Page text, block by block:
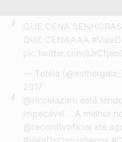
QUE CENA
QUE CENAAAA
pic.twitter.com/
— Tetéia
2017
@ricoelazaro está
impecável… A melhor
@recordtvoficial até